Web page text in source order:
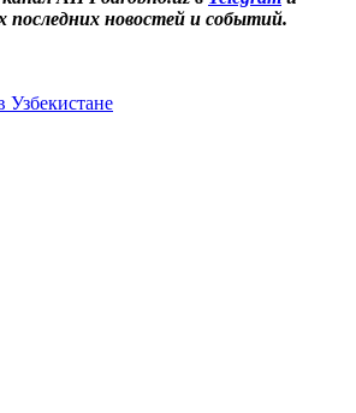
последних новостей и событий.
Узбекистане